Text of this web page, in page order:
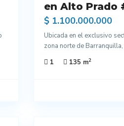
en Alto Prado
$ 1.100.000.000
Ubicada en el exclusivo
zona norte de
1
135 m2